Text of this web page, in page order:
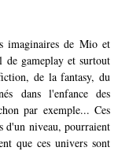
imaginaires de Mio et
de gameplay et surtout
de la fantasy, du
dans l'enfance des
par exemple... Ces
d'un niveau, pourraient
que ces univers sont